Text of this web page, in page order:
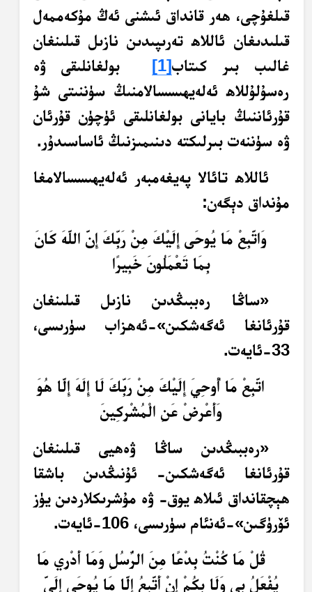
قىلغۇچى، ھەر قانداق ئىشنى ئەڭ مۇكەممەل
قىلىدىغان ئاللاھ تەرىپىدىن نازىل قىلىنغان
غالىب بىر كىتاب[1]
بولغانلىقى ۋە
رەسۇلۇللاھ ئەلەيھىسسالامنىڭ سۈننىتى شۇ
قۇرئاننىڭ بايانى بولغانلىقى ئۈچۈن قۇرئان
ۋە سۈننەت بىرلىكتە دىنىمىزنىڭ ئاساسىدۇر.
ئاللاھ تائالا پەيغەمبەر ئەلەيھىسسالامغا
مۇنداق دېگەن:
وَاتَّبِعْ مَا يُوحَى إِلَيْكَ مِنْ رَبِّكَ إِنَّ اللَّهَ كَانَ
بِمَا تَعْمَلُونَ خَبِيرًا
«ساڭا رەببىڭدىن نازىل قىلىنغان
قۇرئانغا ئەگەشكىن»-ئەھزاب سۈرىسى،
33-ئايەت.
اتَّبِعْ مَا أُوحِيَ إِلَيْكَ مِنْ رَبِّكَ لَا إِلَهَ إِلَّا هُوَ
وَأَعْرِضْ عَنِ الْمُشْرِكِينَ
«رەببىڭدىن ساڭا ۋەھيى قىلىنغان
قۇرئانغا ئەگەشكىن- ئۇنىڭدىن باشقا
ھېچقانداق ئىلاھ يوق- ۋە مۇشرىكلاردىن يۈز
ئۆرۈگىن»-ئەنئام سۈرىسى، 106-ئايەت.
قُلْ مَا كُنْتُ بِدْعًا مِنَ الرُّسُلِ وَمَا أَدْرِي مَا
يُفْعَلُ بِي وَلَا بِكُمْ إِنْ أَتَّبِعُ إِلَّا مَا يُوحَى إِلَيَّ